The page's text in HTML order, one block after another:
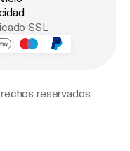
SSL
reservados